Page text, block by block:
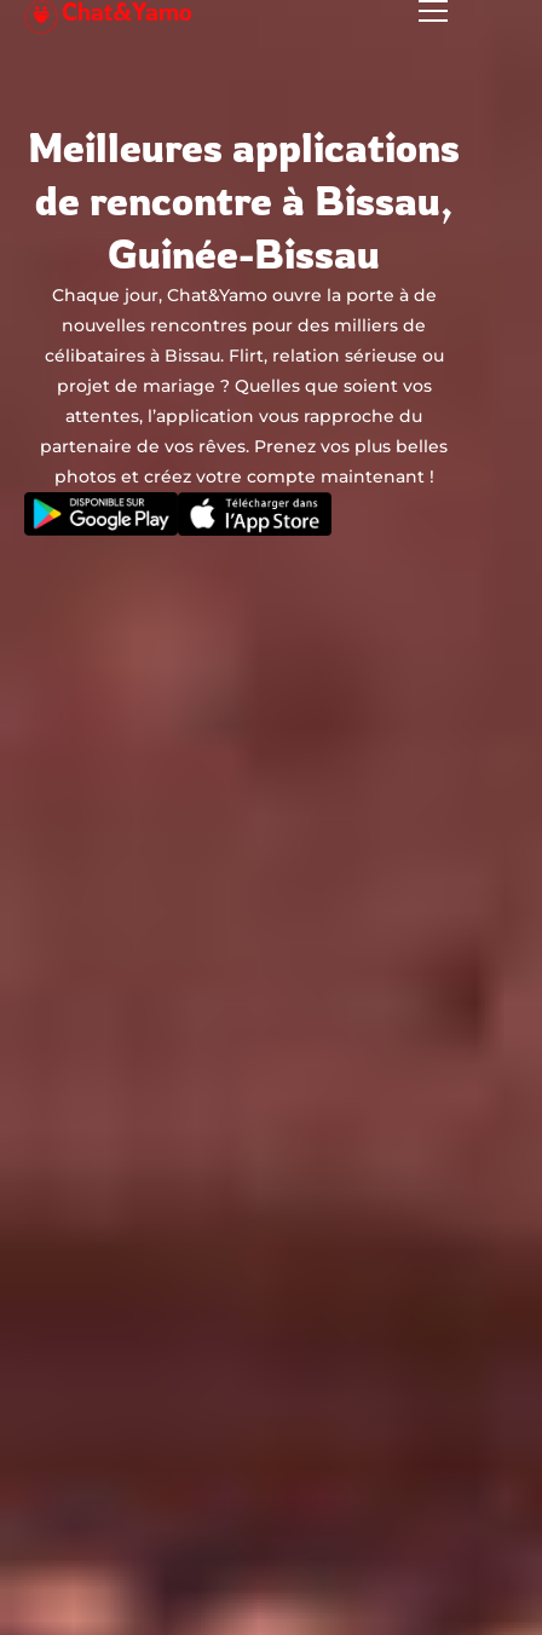
Aller
Chat&Yamo
Meilleures applications
de rencontre à Bissau,
Guinée-Bissau
Chaque jour, Chat&Yamo ouvre la porte à de
nouvelles rencontres pour des milliers de
célibataires à Bissau. Flirt, relation sérieuse ou
projet de mariage ? Quelles que soient vos
attentes, l’application vous rapproche du
partenaire de vos rêves. Prenez vos plus belles
photos et créez votre compte maintenant !